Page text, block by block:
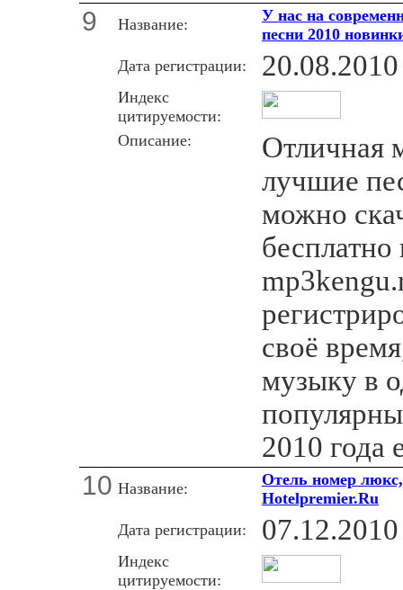
9 Название:
У нас на
песни 2010
Дата регистрации:
20.08.2010
Индекс
цитируемости:
Описание:
Отличная
лучшие
можно
бесплатно
своё
музыку в
2010 года
10 Название:
Отель номер
Hotelpremier.Ru
Дата регистрации:
07.12.2010
Индекс
цитируемости: